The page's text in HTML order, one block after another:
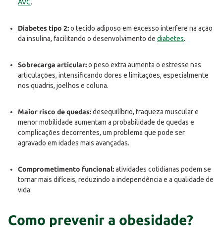
AVC.
Diabetes tipo 2:o tecido adiposo em excesso interfere na ação
da insulina, facilitando o desenvolvimento de diabetes.
Sobrecarga articular:o peso extra aumenta o estresse nas
articulações, intensificando dores e limitações, especialmente
nos quadris, joelhos e coluna.
Maior risco de quedas:desequilíbrio, fraqueza muscular e
menor mobilidade aumentam a probabilidade de quedas e
complicações decorrentes, um problema que pode ser
agravado em idades mais avançadas.
Comprometimento funcional:atividades cotidianas podem se
tornar mais difíceis, reduzindo a independência e a qualidade de
vida.
Como prevenir a obesidade?